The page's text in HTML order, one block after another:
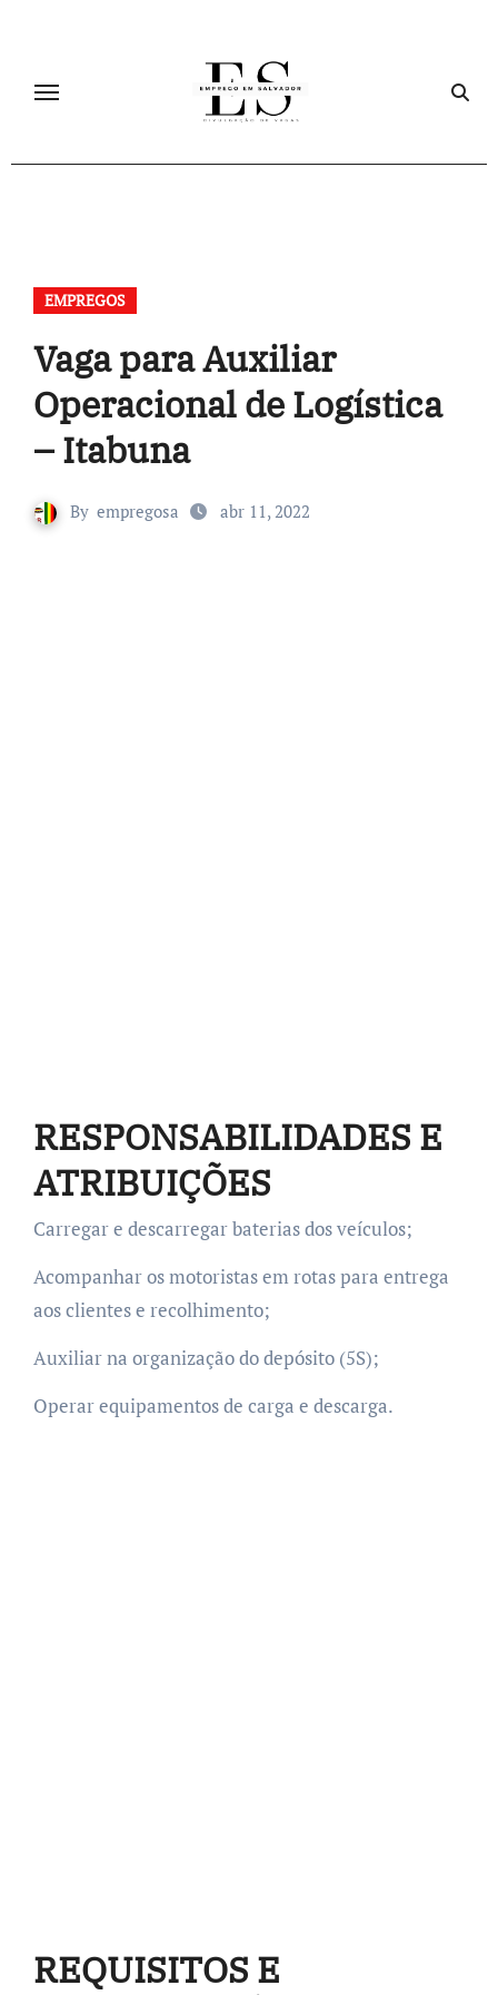
EMPREGOS
Vaga para Auxiliar
Operacional de Logística
– Itabuna
By empregosa abr 11, 2022
RESPONSABILIDADES E
ATRIBUIÇÕES
Carregar e descarregar baterias dos veículos;
Acompanhar os motoristas em rotas para entrega
aos clientes e recolhimento;
Auxiliar na organização do depósito (5S);
Operar equipamentos de carga e descarga.
REQUISITOS E